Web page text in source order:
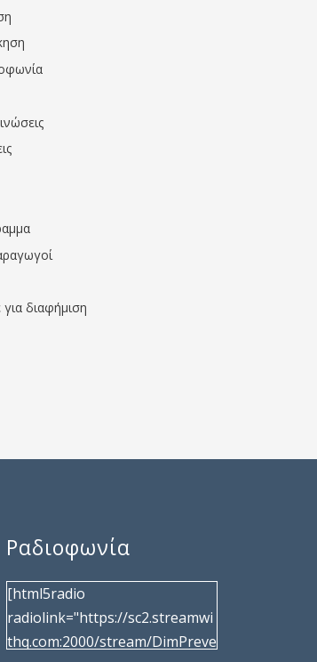
διαφήμιση
Ραδιοφωνία
[html5radio
radiolink="https://sc2.streamwi
thq.com:2000/stream/DimPreve